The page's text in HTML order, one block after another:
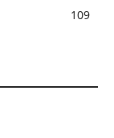
109